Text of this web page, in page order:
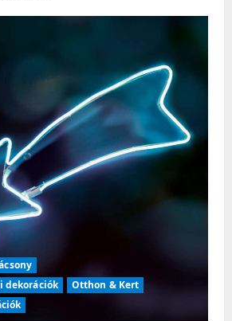
dekorációk
Otthon & Kert